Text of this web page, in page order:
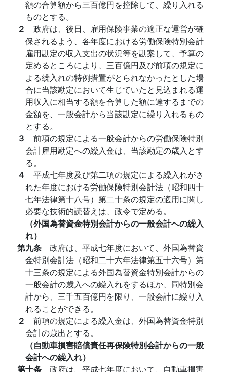
額の合算額から三百億円を控除して、繰り入れる
ものとする。
２ 政府は、後日、雇用保険事業の適正な運営が確
保されるよう、各年度における労働保険特別会計
雇用勘定の収入支出の状況等を勘案して、予算の
定めるところにより、三百億円及び前項の規定に
よる繰入れの特例措置がとられなかったとした場
合に当該勘定において生じていたと見込まれる運
用収入に相当する額を合算した額に達するまでの
金額を、一般会計から当該勘定に繰り入れるもの
とする。
３ 前項の規定による一般会計からの労働保険特別
会計雇用勘定への繰入金は、当該勘定の歳入とす
る。
４ 平成七年度及び第二項の規定による繰入れがさ
れた年度における労働保険特別会計法（昭和四十
七年法律第十八号）第二十条の規定の適用に関し
必要な技術的読替えは、政令で定める。
（外国為替資金特別会計からの一般会計への繰入
れ）
第九条 政府は、平成七年度において、外国為替資
金特別会計法（昭和二十六年法律第五十六号）第
十三条の規定による外国為替資金特別会計からの
一般会計の歳入への繰入れをするほか、同特別会
計から、三千五百億円を限り、一般会計に繰り入
れることができる。
２ 前項の規定による繰入金は、外国為替資金特別
会計の歳出とする。
（自動車損害賠償責任再保険特別会計からの一般
会計への繰入れ）
第十条 政府は、平成七年度において、自動車損害